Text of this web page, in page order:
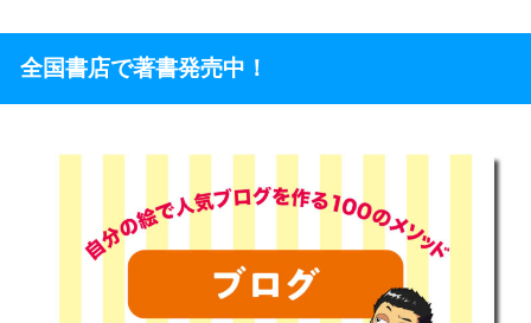
全国書店で著書発売中！